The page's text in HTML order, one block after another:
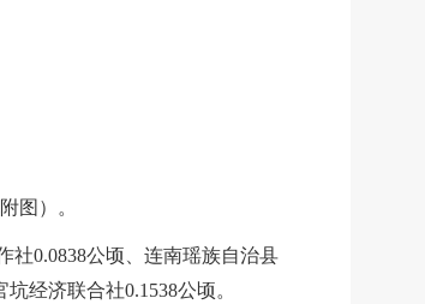
图）。
社0.0838公顷、 连南瑶族自治县
坑经济联合社0.1538公顷。